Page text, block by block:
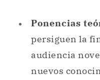
Ponencias
persiguen la
audiencia
nuevos